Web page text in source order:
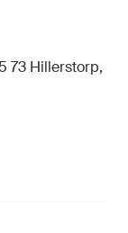
73 Hillerstorp,